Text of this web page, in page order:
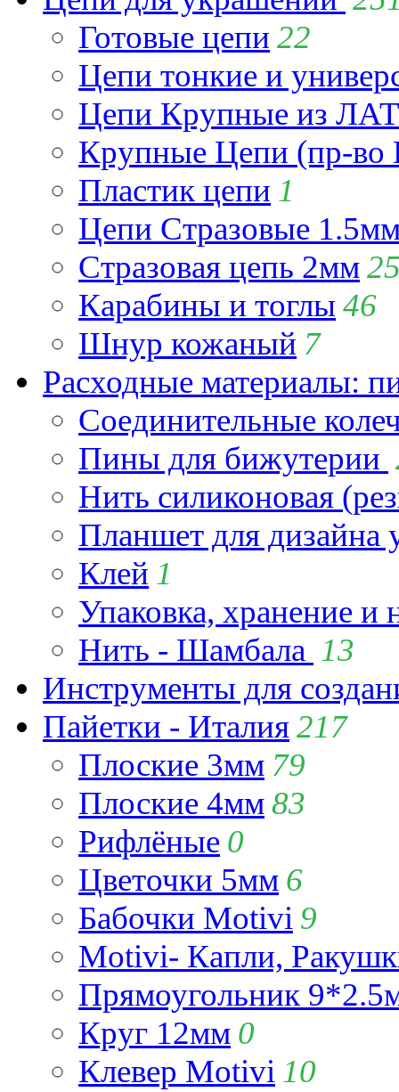
Готовые цепи 22
Цепи тонкие и
Цепи Крупные из
Крупные Цепи (пр-во
Пластик цепи 1
Цепи Стразовые
Стразовая цепь 2мм
Карабины и тоглы 46
Шнур кожаный 7
Расходные материалы:
Соединительные
Пины для бижутерии
Нить силиконовая
Планшет для
Клей 1
Упаковка, хранение и
Нить - Шамбала 13
Инструменты для
Пайетки - Италия217
Плоские 3мм 79
Плоские 4мм83
Рифлёные 0
Цветочки 5мм 6
Бабочки Motivi 9
Motivi- Капли,
Прямоугольник
Круг 12мм 0
Клевер Motivi 10